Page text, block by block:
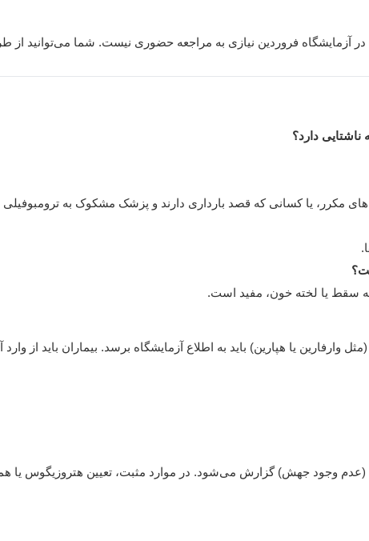
مکرر، یا کسانی که قصد بارداری دارند و پزشک مشکوک به
سقط یا لخته‌ خون، مفید است.
وارفارین یا هپارین) باید به اطلاع آزمایشگاه برسد. بیماران باید از
وجود جهش) گزارش می‌شود. در موارد مثبت، تعیین هتروزیگوس یا